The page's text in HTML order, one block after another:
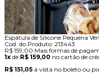
Espátula de Silicone Pequena
Cod. do Produto: 213443
R$ 159,00 Mais formas de
1xde R$ 159,00 no cartão de
R$ 151,05 à vista no boleto ou